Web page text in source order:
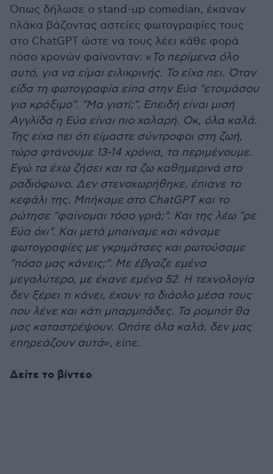
Όπως δήλωσε ο stand-up comedian, έκαναν
πλάκα βάζοντας αστείες φωτογραφίες τους
στο ChatGPT ώστε να τους λέει κάθε φορά
πόσο χρονών φαίνονταν: « Το περίμενα όλο
αυτό, για να είμαι ειλικρινής. Το είχα πει. Όταν
είδα τη φωτογραφία είπα στην Εύα "ετοιμάσου
για κράξιμο". "Μα γιατί;". Επειδή είναι μισή
Αγγλίδα η Εύα είναι πιο χαλαρή. Οκ, όλα καλά.
Της είχα πει ότι είμαστε σύντροφοι στη ζωή,
τώρα φτάνουμε 13-14 χρόνια, τα περιμένουμε.
Εγώ τα έχω ζήσει και τα ζω καθημερινά στο
ραδιόφωνο. Δεν στενοχωρήθηκε, έπιανε το
κεφάλι της. Μπήκαμε στο ChatGPT και το
ρώτησε "φαίνομαι τόσο γριά;". Και της λέω "ρε
Εύα όχι". Και μετά μπαίναμε και κάναμε
φωτογραφίες με γκριμάτσες και ρωτούσαμε
"πόσο μας κάνεις;". Με έβγαζε εμένα
μεγαλύτερο, με έκανε εμένα 52. Η τεχνολογία
δεν ξέρει τι κάνει, έχουν το διάολο μέσα τους
που λένε και κάτι μπαρμπάδες. Τα ρομπότ θα
μας καταστρέψουν. Οπότε όλα καλά, δεν μας
επηρεάζουν αυτά», είπε.
Δείτε το βίντεο